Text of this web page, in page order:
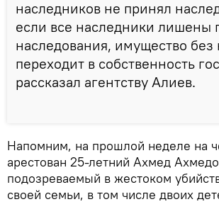
наследников не принял
если все наследники лишены
наследования, имущество без
переходит в собственность
рассказал агентству Алиев.
Напомним, на прошлой неделе на
арестован 25-летний Ахмед
подозреваемый в жестоком
своей семьи, в том числе двоих